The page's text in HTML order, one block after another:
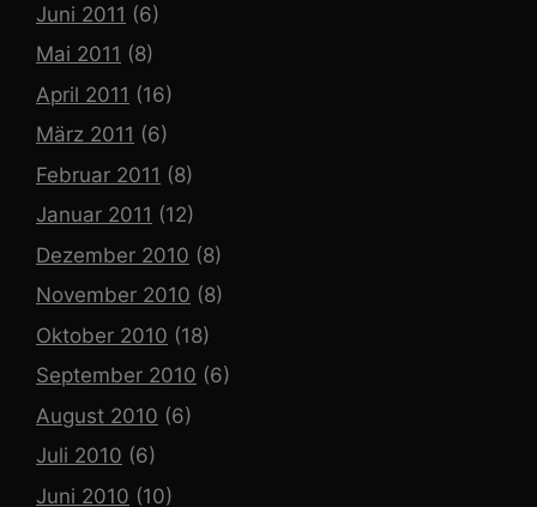
Juni 2011 (6)
Mai 2011 (8)
April 2011 (16)
März 2011 (6)
Februar 2011 (8)
Januar 2011 (12)
Dezember 2010 (8)
November 2010 (8)
Oktober 2010 (18)
September 2010 (6)
August 2010 (6)
Juli 2010 (6)
Juni 2010 (10)